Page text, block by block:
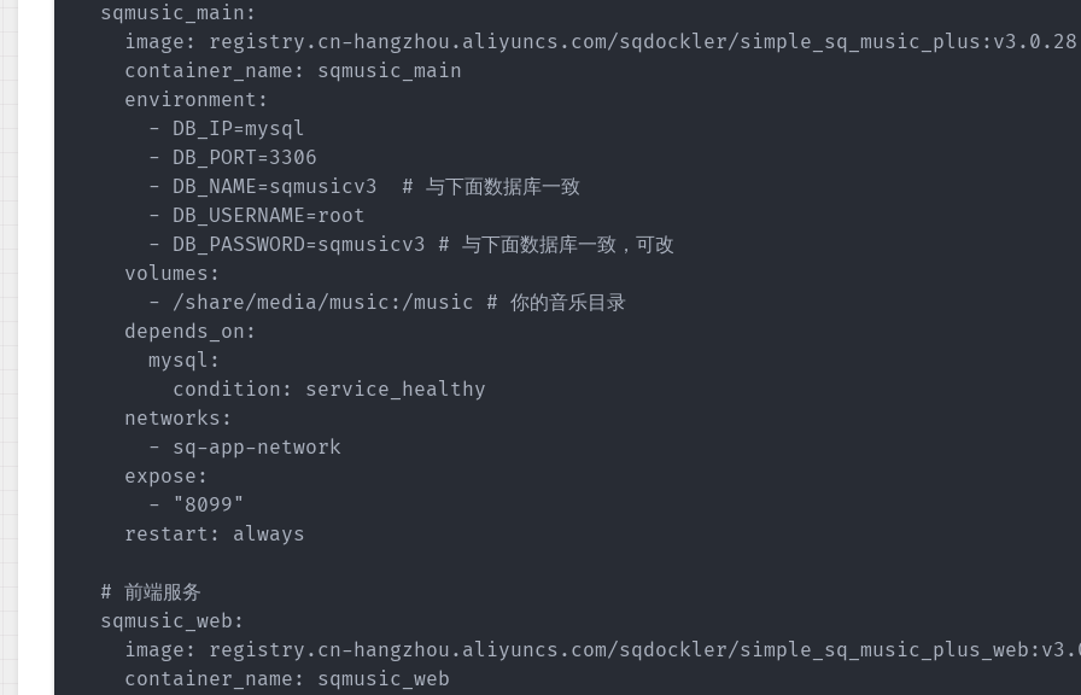
  sqmusic_main:
    image: registry.cn-hangzhou.aliyuncs.com/sqdockler/simple_sq_music_plus:v3.0.28
    container_name: sqmusic_main
    environment:
      - DB_IP=mysql
      - DB_PORT=3306
      - DB_NAME=sqmusicv3  # 与下面数据库一致
      - DB_USERNAME=root
      - DB_PASSWORD=sqmusicv3 # 与下面数据库一致，可改
    volumes:
      - /share/media/music:/music # 你的音乐目录
    depends_on:
      mysql:
        condition: service_healthy
    networks:
      - sq-app-network
    expose:
      - "8099"
    restart: always
  # 前端服务
  sqmusic_web:
image: registry.cn-hangzhou.aliyuncs.com/sqdockler/
    container_name: sqmusic_web